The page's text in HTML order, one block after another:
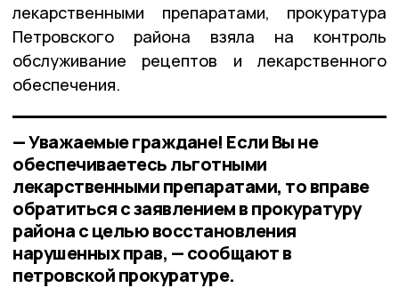
лекарственными препаратами, прокуратура
Петровского района взяла на контроль
обслуживание рецептов и лекарственного
обеспечения.
— Уважаемые граждане! Если Вы не
обеспечиваетесь льготными
лекарственными препаратами, то вправе
обратиться с заявлением в прокуратуру
района с целью восстановления
нарушенных прав, — сообщают в
петровской прокуратуре.